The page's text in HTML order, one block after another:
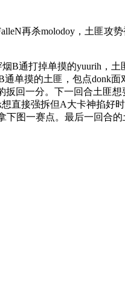
再杀molodoy，土匪攻
打掉单摸的yuurih，土
单摸的土匪，包点donk
回一分。下一回合土匪
直接强拆但A大卡神掐
图一赛点。最后一回合